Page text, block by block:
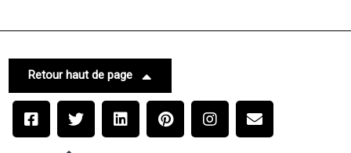
Retour haut de page